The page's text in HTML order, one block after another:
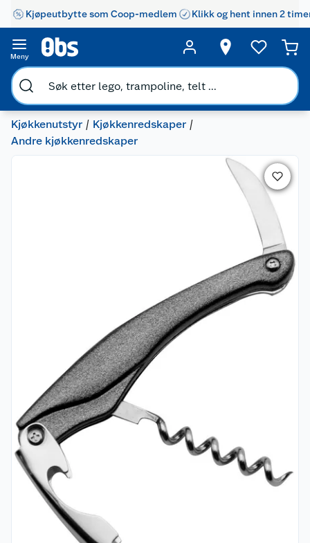
Kjøpeutbytte som Coop-medlem Klikk og hent innen 2
Meny
Kjøkkenutstyr
Kjøkkenredskaper
Andre kjøkkenredskaper